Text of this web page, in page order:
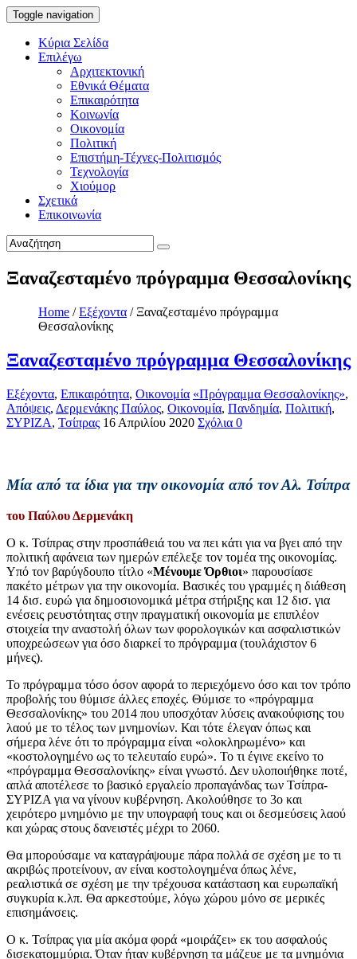
Toggle navigation
Κύρια Σελίδα
Επιλέγω
Αρχιτεκτονική
Εθνικά Θέματα
Επικαιρότητα
Κοινωνία
Οικονομία
Πολιτική
Επιστήμη-Τέχνες-Πολιτισμός
Τεχνολογία
Χιούμορ
Σχετικά
Επικοινωνία
Ξαναζεσταμένο πρόγραμμα Θεσσαλονίκης
Home / Εξέχοντα / Ξαναζεσταμένο πρόγραμμα
Θεσσαλονίκης
Ξαναζεσταμένο πρόγραμμα Θεσσαλονίκης
Εξέχοντα, Επικαιρότητα, Οικονομία «Πρόγραμμα Θεσσαλονίκης»,
Απόψεις, Δερμενάκης Παύλος, Οικονομία, Πανδημία, Πολιτική,
ΣΥΡΙΖΑ, Τσίπρας 16 Απριλίου 2020 Σχόλια 0
Μία από τα ίδια για την οικονομία από τον Αλ. Τσίπρα
του Παύλου Δερμενάκη
Ο κ. Τσίπρας στην προσπάθειά του να πει κάτι για να βγει από την
πολιτική αφάνεια των ημερών επέλεξε τον τομέα της οικονομίας.
Υπό τον βαρύγδουπο τίτλο «Μένουμε Όρθιοι» παρουσίασε
πακέτο μέτρων για την οικονομία. Βασικές του γραμμές η διάθεση
14 δισ. ευρώ για δημοσιονομικά μέτρα στήριξης και 12 δισ. για
ενέσεις ρευστότητας στην πραγματική οικονομία με επιπλέον
στοιχεία την αναστολή όλων των φορολογικών και ασφαλιστικών
υποχρεώσεων για όσο διαρκεί το πρόγραμμα (τουλάχιστον 6
μήνες).
Το πρόγραμμα τόσο όσον αφορά το περιεχόμενο όσο και τον τρόπο
προβολής του θύμισε άλλες εποχές. Θύμισε το «πρόγραμμα
Θεσσαλονίκης» του 2014 που υποσχόταν λύσεις ανακούφισης του
λαού με το τέλος των μνημονίων. Και τότε έλεγαν όπως και
σήμερα λένε ότι το πρόγραμμα είναι «ολοκληρωμένο» και
«κοστολογημένο ως το τελευταίο ευρώ». Το τι έγινε εκείνο το
«πρόγραμμα Θεσσαλονίκης» είναι γνωστό. Δεν υλοποιήθηκε ποτέ,
απλά αποτέλεσε το βασικό εργαλείο προπαγάνδας των Τσίπρα-
ΣΥΡΙΖΑ για να γίνουν κυβέρνηση. Ακολούθησε το 3ο και
χειρότερο μνημόνιο με την υπογραφή τους και οι δεσμεύσεις λαού
και χώρας στους δανειστές μέχρι το 2060.
Θα μπορούσαμε να καταγράψουμε πάρα πολλά σε σχέση με το τι
ακριβώς προτείνουν, αν είναι κοστολογημένα όπως λένε,
ρεαλιστικά σε σχέση με την τρέχουσα κατάσταση και ευρωπαϊκή
συγκυρία κ.λπ. Θα αρκεστούμε, λόγω χώρου μόνο σε μερικές
επισημάνσεις.
Ο κ. Τσίπρας για μία ακόμα φορά «μοιράζει» εκ του ασφαλούς
δισεκατομμύρια. Όταν ήταν κυβέρνηση τα μάζευε με τα μνημόνια